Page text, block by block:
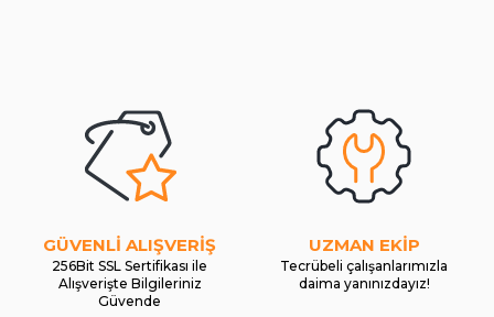
GÜVENLİ ALIŞVERİŞ
256Bit SSL Sertifikası ile
Alışverişte Bilgileriniz
Güvende
UZMAN EKİP
Tecrübeli çalışanlarımızla
daima yanınızdayız!